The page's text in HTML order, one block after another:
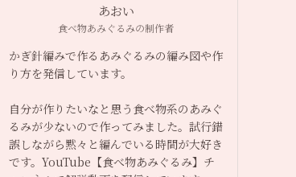
あおい
食べ物あみぐるみの制作者
かぎ針編みで作るあみぐるみの編み図や作
り方を発信しています。
自分が作りたいなと思う食べ物系のあみぐ
るみが少ないので作ってみました。試行錯
誤しながら黙々と編んでいる時間が大好き
です。YouTube【食べ物あみぐるみ】チ